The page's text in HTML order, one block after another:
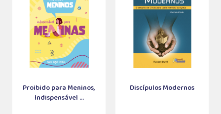
Proibido para Meninos,
Indispensável ...
Discípulos Modernos